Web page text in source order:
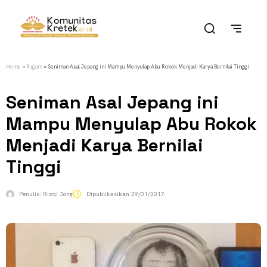
Home » Ragam » Seniman Asal Jepang ini Mampu Menyulap Abu Rokok Menjadi Karya Bernilai Tinggi
Seniman Asal Jepang ini
Mampu Menyulap Abu Rokok
Menjadi Karya Bernilai
Tinggi
Penulis: Rizqi Jong Dipublikasikan 29/01/2017